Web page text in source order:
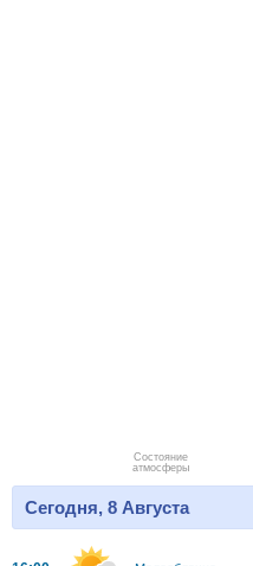
Состояние
атмосферы
Сегодня, 8 Августа